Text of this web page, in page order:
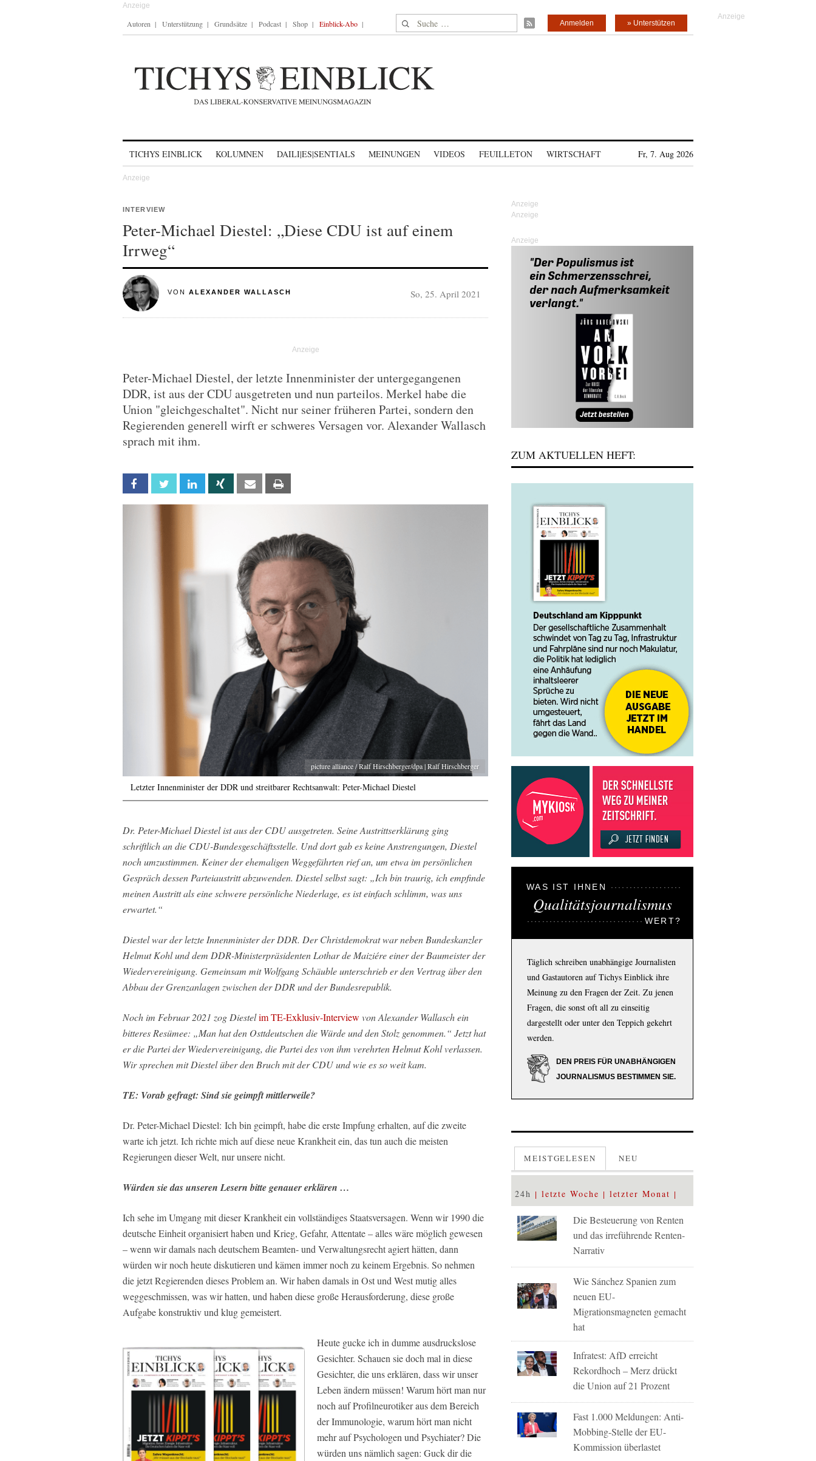
Autoren Unterstützung Grundsätze Podcast Shop Einblick-Abo Suche nach: » Unterstützen
Anmelden
TICHYS EINBLICK KOLUMNEN DAILI|ES|SENTIALS MEINUNGEN VIDEOS FEUILLETON WIRTSCHAFT Fr, 7. Aug 2026
INTERVIEW
Peter-Michael Diestel: „Diese CDU ist auf einem
Irrweg“
VON ALEXANDER WALLASCH So, 25. April 2021
Peter-Michael Diestel, der letzte Innenminister der untergegangenen
DDR, ist aus der CDU ausgetreten und nun parteilos. Merkel habe die
Union "gleichgeschaltet". Nicht nur seiner früheren Partei, sondern den
Regierenden generell wirft er schweres Versagen vor. Alexander Wallasch
sprach mit ihm.
Facebook Twitter Linkedin Xing Email
picture alliance / Ralf Hirschberger/dpa | Ralf Hirschberger
Letzter Innenminister der DDR und streitbarer Rechtsanwalt: Peter-Michael Diestel
Dr. Peter-Michael Diestel ist aus der CDU ausgetreten. Seine Austrittserklärung ging
schriftlich an die CDU-Bundesgeschäftsstelle. Und dort gab es keine Anstrengungen, Diestel
noch umzustimmen. Keiner der ehemaligen Weggefährten rief an, um etwa im persönlichen
Gespräch dessen Parteiaustritt abzuwenden. Diestel selbst sagt: „Ich bin traurig, ich empfinde
meinen Austritt als eine schwere persönliche Niederlage, es ist einfach schlimm, was uns
erwartet.“
Diestel war der letzte Innenminister der DDR. Der Christdemokrat war neben Bundeskanzler
Helmut Kohl und dem DDR-Ministerpräsidenten Lothar de Maiziére einer der Baumeister der
Wiedervereinigung. Gemeinsam mit Wolfgang Schäuble unterschrieb er den Vertrag über den
Abbau der Grenzanlagen zwischen der DDR und der Bundesrepublik.
Noch im Februar 2021 zog Diestelim TE-Exklusiv-Interview von Alexander Wallasch ein
bitteres Resümee: „Man hat den Osttdeutschen die Würde und den Stolz genommen.“ Jetzt hat
er die Partei der Wiedervereinigung, die Partei des von ihm verehrten Helmut Kohl verlassen.
Wir sprechen mit Diestel über den Bruch mit der CDU und wie es so weit kam.
TE: Vorab gefragt: Sind sie geimpft mittlerweile?
Dr. Peter-Michael Diestel: Ich bin geimpft, habe die erste Impfung erhalten, auf die zweite
warte ich jetzt. Ich richte mich auf diese neue Krankheit ein, das tun auch die meisten
Regierungen dieser Welt, nur unsere nicht.
Würden sie das unseren Lesern bitte genauer erklären …
Ich sehe im Umgang mit dieser Krankheit ein vollständiges Staatsversagen. Wenn wir 1990 die
deutsche Einheit organisiert haben und Krieg, Gefahr, Attentate – alles wäre möglich gewesen
– wenn wir damals nach deutschem Beamten- und Verwaltungsrecht agiert hätten, dann
würden wir noch heute diskutieren und kämen immer noch zu keinem Ergebnis. So nehmen
die jetzt Regierenden dieses Problem an. Wir haben damals in Ost und West mutig alles
weggeschmissen, was wir hatten, und haben diese große Herausforderung, diese große
Aufgabe konstruktiv und klug gemeistert.
Heute gucke ich in dumme ausdruckslose
Gesichter. Schauen sie doch mal in diese
Gesichter, die uns erklären, dass wir unser
Leben ändern müssen! Warum hört man nur
noch auf Profilneurotiker aus dem Bereich
der Immunologie, warum hört man nicht
mehr auf Psychologen und Psychiater? Die
würden uns nämlich sagen: Guck dir die
Anzeige
ZUM AKTUELLEN HEFT:
WAS IST IHNEN
Qualitätsjournalismus
WERT?
Täglich schreiben unabhängige Journalisten
und Gastautoren auf Tichys Einblick ihre
Meinung zu den Fragen der Zeit. Zu jenen
Fragen, die sonst oft all zu einseitig
dargestellt oder unter den Teppich gekehrt
werden.
DEN PREIS FÜR UNABHÄNGIGEN
JOURNALISMUS BESTIMMEN SIE.
MEISTGELESEN NEU
24h letzte Woche letzter Monat
Die Besteuerung von Renten
und das irreführende Renten-
Narrativ
Wie Sánchez Spanien zum
neuen EU-
Migrationsmagneten gemacht
hat
Infratest: AfD erreicht
Rekordhoch – Merz drückt
die Union auf 21 Prozent
Fast 1.000 Meldungen: Anti-
Mobbing-Stelle der EU-
Kommission überlastet